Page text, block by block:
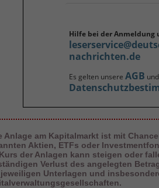
Hilfe bei der Anmeldung
nachrichten.de
Es gelten unsere AGB und
Anlage am Kapitalmarkt ist mit
Aktien, ETFs oder
der Anlagen kann steigen oder
Verlust des angelegten
Unterlagen und